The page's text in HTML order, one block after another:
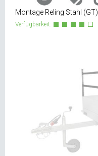
Montage Reling Stahl (GT)
Verfügbarkeit: